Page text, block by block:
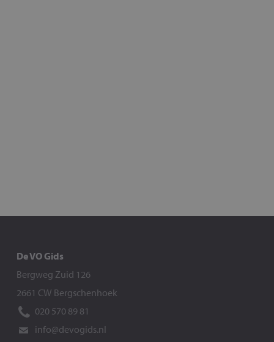
De VO Gids
Bergweg Zuid 126
2661 CW Bergschenhoek
020 570 89 81
info@devogids.nl